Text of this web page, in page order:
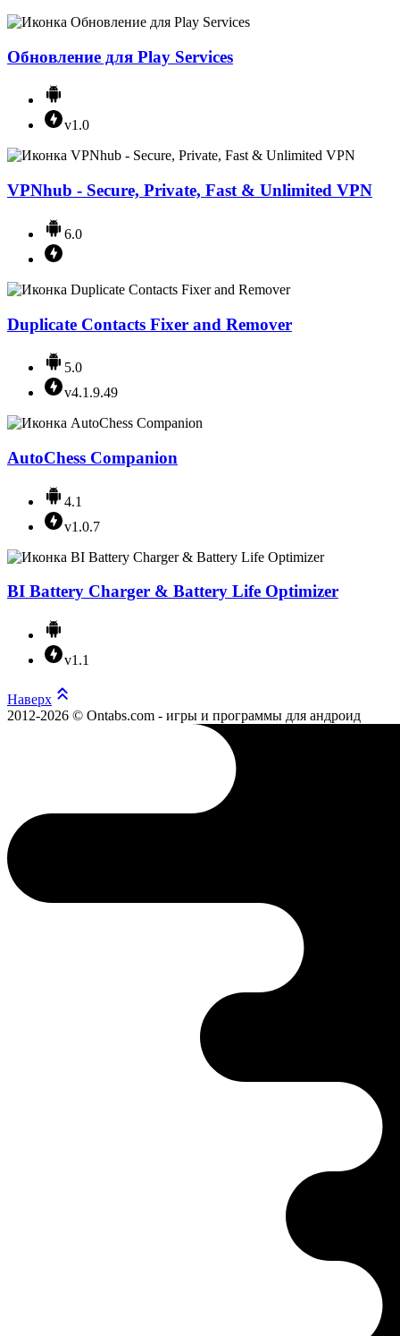
Обновление для Play Services
v1.0
VPNhub - Secure, Private, Fast & Unlimited VPN
6.0
Duplicate Contacts Fixer and Remover
5.0
v4.1.9.49
AutoChess Companion
4.1
v1.0.7
BI Battery Charger & Battery Life Optimizer
v1.1
Наверх
2012-2026 © Ontabs.com - игры и программы для андроид